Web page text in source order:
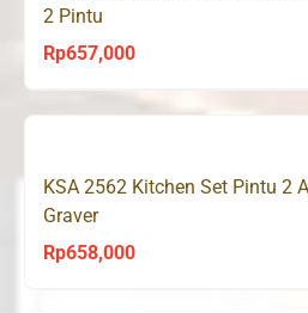
2 Pintu
Rp657,000
KSA 2562 Kitchen Set Pintu 2
Graver
Rp658,000